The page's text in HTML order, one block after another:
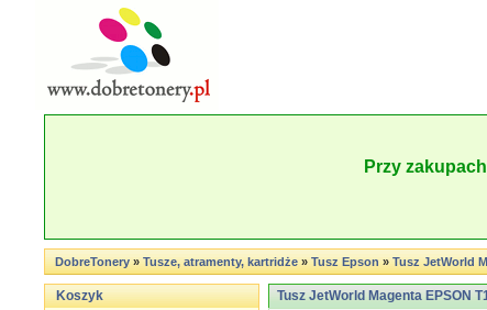
Przy
DobreTonery»Tusze, atramenty, kartridże»Tusz Epson»Tusz JetWorld
Koszyk Tusz JetWorld Magenta EPSON